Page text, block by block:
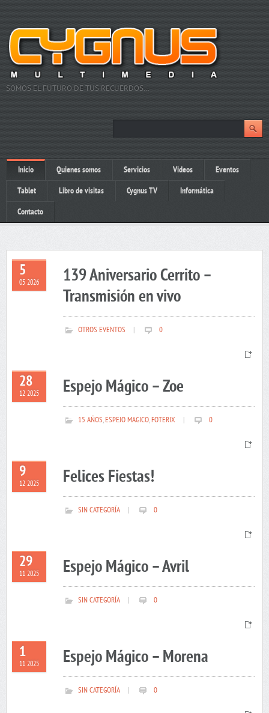
SOMOS EL FUTURO DE TUS RECUERDOS…
Inicio Quienes somos Servicios Videos Eventos
Tablet Libro de visitas Cygnus TV Informática
Contacto
5
05 2026
139 Aniversario Cerrito –
Transmisión en vivo
OTROS EVENTOS 0
28
12 2025 Espejo Mágico – Zoe
15 AÑOS,ESPEJO MAGICO,FOTERIX 0
9
12 2025 Felices Fiestas!
SIN CATEGORÍA 0
29
11 2025 Espejo Mágico – Avril
SIN CATEGORÍA 0
1
11 2025 Espejo Mágico – Morena
SIN CATEGORÍA 0